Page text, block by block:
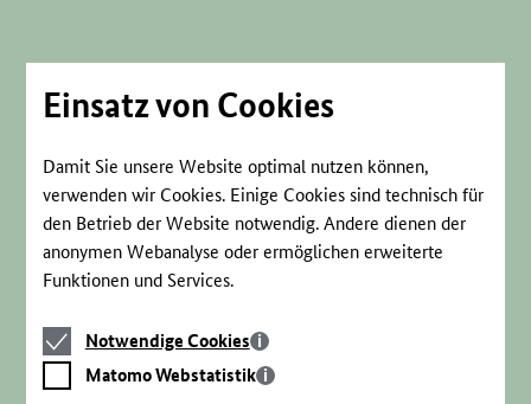
Einsatz von Cookies
Damit Sie unsere Website optimal nutzen können,
verwenden wir Cookies. Einige Cookies sind technisch für
den Betrieb der Website notwendig. Andere dienen der
anonymen Webanalyse oder ermöglichen erweiterte
Funktionen und Services.
Notwendige
Cookies
Notwendige Cookies
Matomo
Webstatistik
Matomo Webstatistik